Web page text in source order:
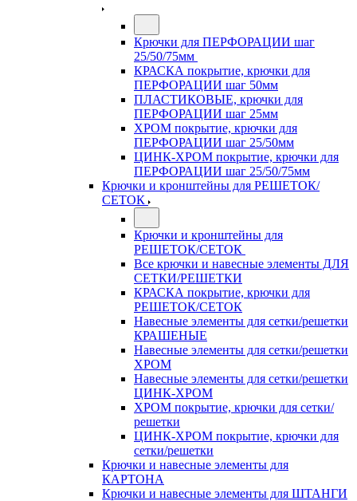
Крючки для ПЕРФОРАЦИИ шаг
25/50/75мм
КРАСКА покрытие, крючки для
ПЕРФОРАЦИИ шаг 50мм
ПЛАСТИКОВЫЕ, крючки для
ПЕРФОРАЦИИ шаг 25мм
ХРОМ покрытие, крючки для
ПЕРФОРАЦИИ шаг 25/50мм
ЦИНК-ХРОМ покрытие, крючки для
ПЕРФОРАЦИИ шаг 25/50/75мм
Крючки и кронштейны для РЕШЕТОК/
СЕТОК
Крючки и кронштейны для
РЕШЕТОК/СЕТОК
Все крючки и навесные элементы ДЛЯ
СЕТКИ/РЕШЕТКИ
КРАСКА покрытие, крючки для
РЕШЕТОК/СЕТОК
Навесные элементы для сетки/решетки
КРАШЕНЫЕ
Навесные элементы для сетки/решетки
ХРОМ
Навесные элементы для сетки/решетки
ЦИНК-ХРОМ
ХРОМ покрытие, крючки для сетки/
решетки
ЦИНК-ХРОМ покрытие, крючки для
сетки/решетки
Крючки и навесные элементы для
КАРТОНА
Крючки и навесные элементы для ШТАНГИ